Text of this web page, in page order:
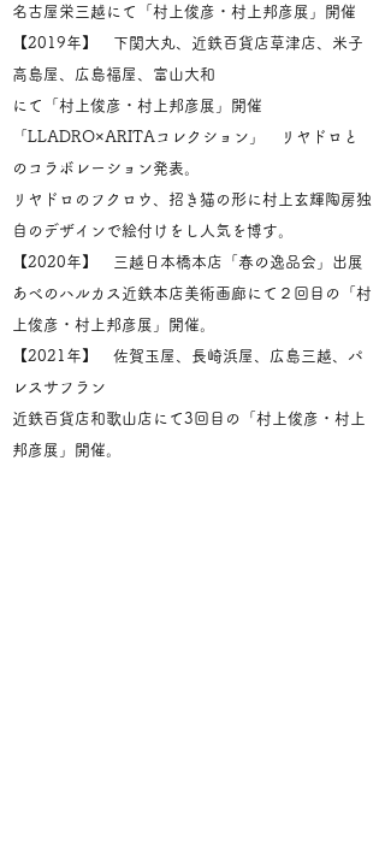
名古屋栄三越にて「村上俊彦・村上邦彦展」開催
【2019年】 下関大丸、近鉄百貨店草津店、米子
高島屋、広島福屋、富山大和
にて「村上俊彦・村上邦彦展」開催
「LLADRO×ARITAコレクション」 リヤドロと
のコラボレーション発表。
リヤドロのフクロウ、招き猫の形に村上玄輝陶房独
自のデザインで絵付けをし人気を博す。
【2020年】 三越日本橋本店「春の逸品会」出展
あべのハルカス近鉄本店美術画廊にて２回目の「村
上俊彦・村上邦彦展」開催。
【2021年】 佐賀玉屋、長崎浜屋、広島三越、パ
レスサフラン
近鉄百貨店和歌山店にて3回目の「村上俊彦・村上
邦彦展」開催。